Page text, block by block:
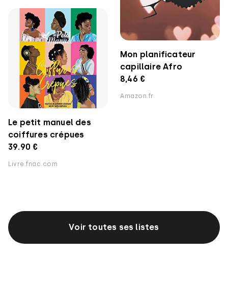
Mon planificateur
capillaire Afro
8,46 €
Amazon.fr
Le petit manuel des
coiffures crépues
39.90 €
Livre.fnac.com
Voir toutes ses listes